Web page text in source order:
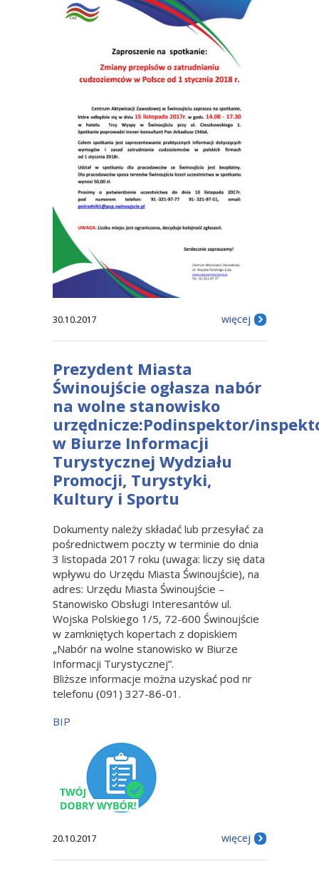
30.10.2017 więcej
Prezydent Miasta
Świnoujście ogłasza nabór
na wolne stanowisko
urzędnicze:Podinspektor/
w Biurze Informacji
Turystycznej Wydziału
Promocji, Turystyki,
Kultury i Sportu
Dokumenty należy składać lub przesyłać za
pośrednictwem poczty w terminie do dnia
3 listopada 2017 roku (uwaga: liczy się data
wpływu do Urzędu Miasta Świnoujście), na
adres: Urzędu Miasta Świnoujście –
Stanowisko Obsługi Interesantów ul.
Wojska Polskiego 1/5, 72-600 Świnoujście
w zamkniętych kopertach z dopiskiem
„Nabór na wolne stanowisko w Biurze
Informacji Turystycznej”.
Bliższe informacje można uzyskać pod nr
telefonu (091) 327-86-01.
BIP
20.10.2017 więcej